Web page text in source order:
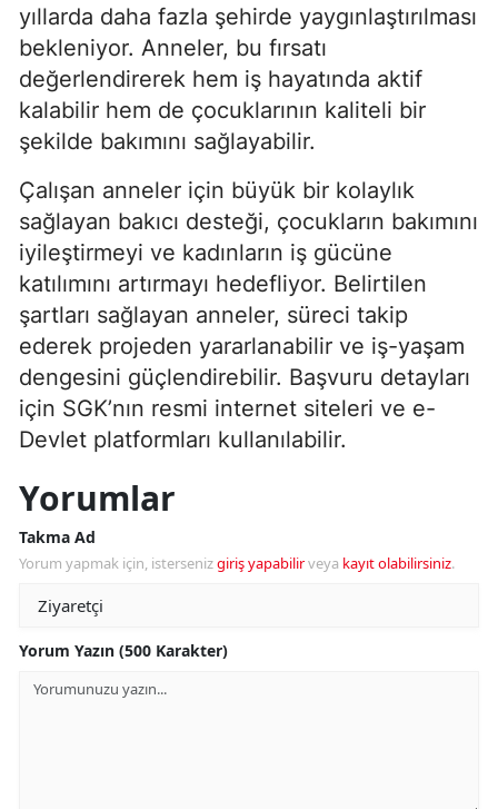
yıllarda daha fazla şehirde yaygınlaştırılması
bekleniyor. Anneler, bu fırsatı
değerlendirerek hem iş hayatında aktif
kalabilir hem de çocuklarının kaliteli bir
şekilde bakımını sağlayabilir.
Çalışan anneler için büyük bir kolaylık
sağlayan bakıcı desteği, çocukların bakımını
iyileştirmeyi ve kadınların iş gücüne
katılımını artırmayı hedefliyor. Belirtilen
şartları sağlayan anneler, süreci takip
ederek projeden yararlanabilir ve iş-yaşam
dengesini güçlendirebilir. Başvuru detayları
için SGK’nın resmi internet siteleri ve e-
Devlet platformları kullanılabilir.
Yorumlar
Takma Ad
Yorum yapmak için, istersenizgiriş yapabilirveya kayıt olabilirsiniz.
Yorum Yazın (500 Karakter)